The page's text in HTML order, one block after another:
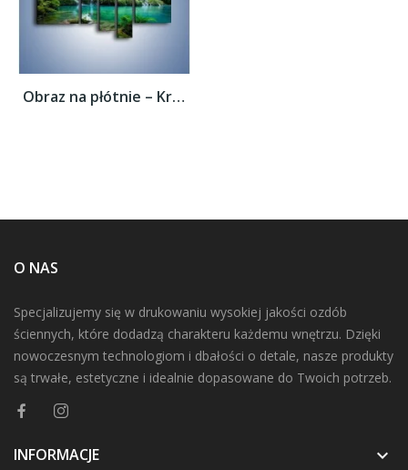
Obraz na płótnie – Kryształowo czysta woda...
O NAS
Specjalizujemy się w drukowaniu wysokiej jakości ozdób
ściennych, które dodadzą charakteru każdemu wnętrzu. Dzięki
nowoczesnym technologiom i dbałości o detale, nasze produkty
są trwałe, estetyczne i idealnie dopasowane do Twoich potrzeb.
INFORMACJE 